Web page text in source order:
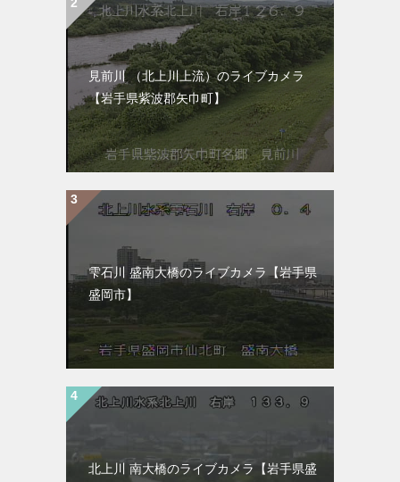
見前川 （北上川上流）のライブカメラ
【岩手県紫波郡矢巾町】
雫石川 盛南大橋のライブカメラ【岩手県
盛岡市】
北上川 南大橋のライブカメラ【岩手県盛